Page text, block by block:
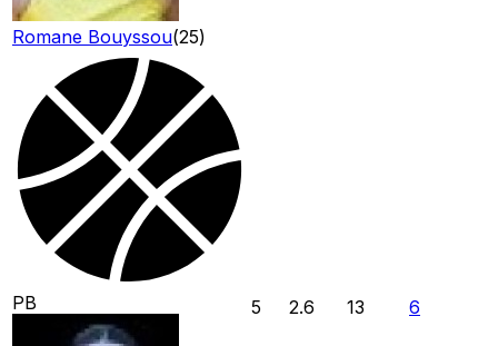
Romane Bouyssou(25)
PB 5 2.6 13 6